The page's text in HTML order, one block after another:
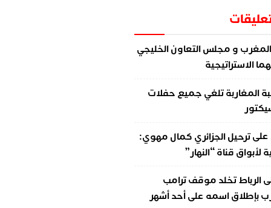
المغرب و مجلس التعاون الخليجي
الاستراتيجية
المغاربة تلغي جميع حفلات
علىترحيل الجزائري كمال مهوي:
قناة “النهار”
الرباط تخلد موقف ترامب
بإطلاق اسمه على أحد أشهر